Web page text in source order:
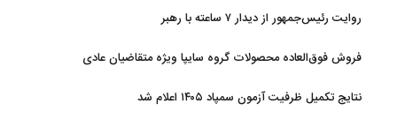
روایت رئیس‌جمهور از دیدار ۷ ساعته با رهبر
فروش فوق‌العاده محصولات گروه سایپا ویژه متقاضیان عادی
نتایج تکمیل ظرفیت آزمون سمپاد ۱۴۰۵ اعلام شد